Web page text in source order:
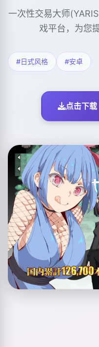
一次性交易大师
戏平台，为您
#日式风格 #安卓
点击下载